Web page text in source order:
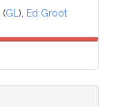
(GL), Ed Groot